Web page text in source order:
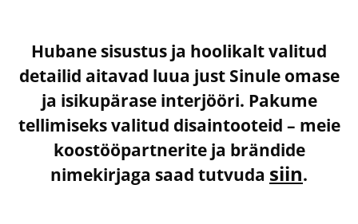
Hubane sisustus ja hoolikalt valitud
detailid aitavad luua just Sinule omase
ja isikupärase interjööri. Pakume
tellimiseks valitud disaintooteid – meie
koostööpartnerite ja brändide
nimekirjaga saad tutvuda siin.